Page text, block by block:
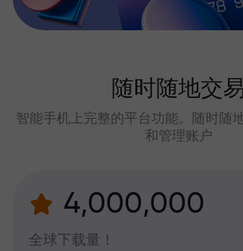
随时随地交易
智能手机上完整的平台功能。随时随
和管理账户
4,000,000
全球下载量！